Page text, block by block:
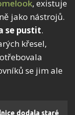
, existuje
jako nástrojů.
se pustit.
křesel,
se jim ale
dodala staré